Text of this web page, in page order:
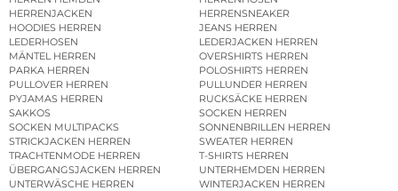
HERRENJACKEN
HERRENSNEAKER
HOODIES HERREN
JEANS HERREN
LEDERHOSEN
LEDERJACKEN HERREN
MÄNTEL HERREN
OVERSHIRTS HERREN
PARKA HERREN
POLOSHIRTS HERREN
PULLOVER HERREN
PULLUNDER HERREN
PYJAMAS HERREN
RUCKSÄCKE HERREN
SAKKOS
SOCKEN HERREN
SOCKEN MULTIPACKS
SONNENBRILLEN HERREN
STRICKJACKEN HERREN
SWEATER HERREN
TRACHTENMODE HERREN
T-SHIRTS HERREN
ÜBERGANGSJACKEN HERREN
UNTERHEMDEN HERREN
UNTERWÄSCHE HERREN
WINTERJACKEN HERREN